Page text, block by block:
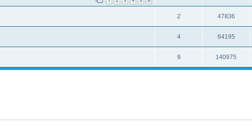
2 47836
4 64195
9 140975